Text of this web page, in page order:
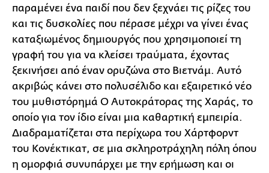
παραμένει ένα παιδί που δεν ξεχνάει τις ρίζες του
και τις δυσκολίες που πέρασε μέχρι να γίνει ένας
καταξιωμένος δημιουργός που χρησιμοποιεί τη
γραφή του για να κλείσει τραύματα, έχοντας
ξεκινήσει από έναν ορυζώνα στο Βιετνάμ. Αυτό
ακριβώς κάνει στο πολυσέλιδο και εξαιρετικό νέο
του μυθιστόρημά Ο Αυτοκράτορας της Χαράς, το
οποίο για τον ίδιο είναι μια καθαρτική εμπειρία.
Διαδραματίζεται στα περίχωρα του Χάρτφορντ
του Κονέκτικατ, σε μια σκληροτράχηλη πόλη όπου
η ομορφιά συνυπάρχει με την ερήμωση και οι